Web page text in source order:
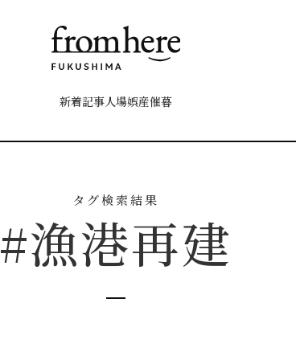
新着記事人場娯産催暮
タグ検索結果
#漁港再建